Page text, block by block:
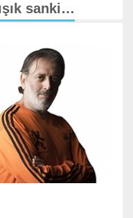
sanki…